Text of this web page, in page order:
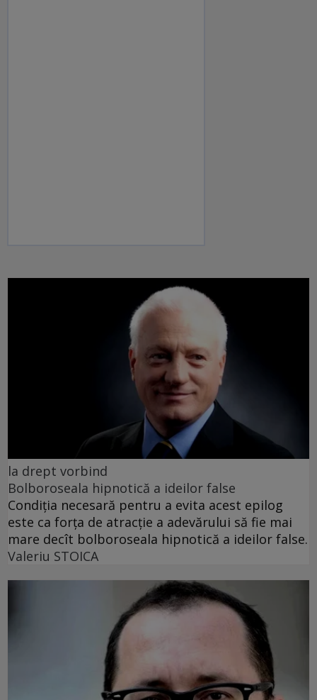
la drept vorbind
Bolboroseala hipnotică a ideilor false
Condiția necesară pentru a evita acest epilog
este ca forța de atracție a adevărului să fie mai
mare decît bolboroseala hipnotică a ideilor false.
Valeriu STOICA